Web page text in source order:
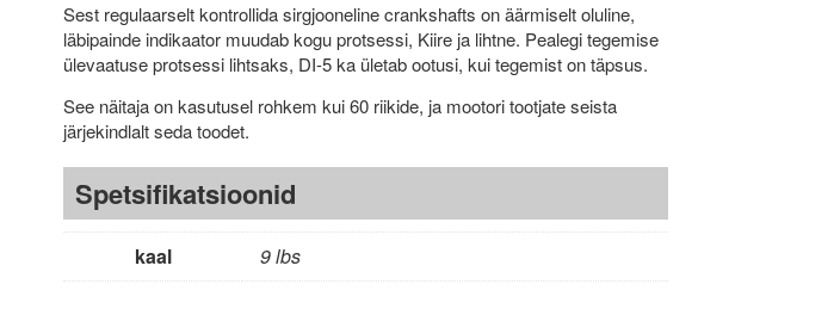
Sest regulaarselt kontrollida sirgjooneline crankshafts on äärmiselt oluline,
läbipainde indikaator muudab kogu protsessi, Kiire ja lihtne. Pealegi tegemise
ülevaatuse protsessi lihtsaks, DI-5 ka ületab ootusi, kui tegemist on täpsus.
See näitaja on kasutusel rohkem kui 60 riikide, ja mootori tootjate seista
järjekindlalt seda toodet.
Spetsifikatsioonid
kaal 9 lbs